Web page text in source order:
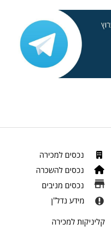
נכסים למכירה
נכסים להשכרה
נכסים מניבים
מידע נדל"ן
קליניקותלמכירה